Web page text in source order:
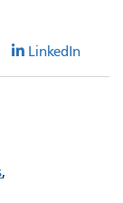
LinkedIn